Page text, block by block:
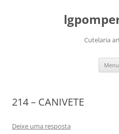
Cutelaria
Menu
214 – CANIVETE
Deixe uma resposta